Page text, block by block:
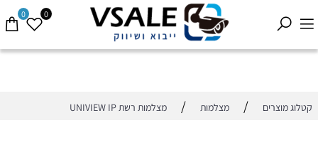
0 0
קטלוג מוצרים / מצלמות / מצלמות רשת UNIVIEW IP